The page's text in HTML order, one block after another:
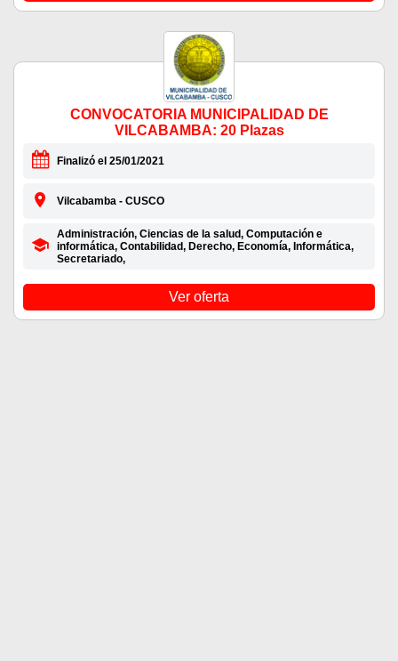
CONVOCATORIA MUNICIPALIDAD DE
VILCABAMBA: 20 Plazas
Finalizó el 25/01/2021
Vilcabamba - CUSCO
Administración, Ciencias de la salud, Computación e
informática, Contabilidad, Derecho, Economía, Informática,
Secretariado,
Ver oferta